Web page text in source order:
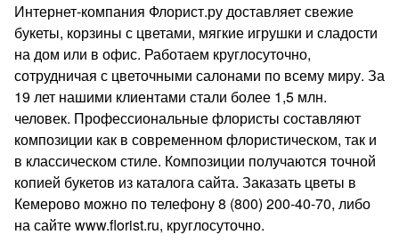
Интернет-компания Флорист.ру доставляет свежие
букеты, корзины с цветами, мягкие игрушки и сладости
на дом или в офис. Работаем круглосуточно,
сотрудничая с цветочными салонами по всему миру. За
19 лет нашими клиентами стали более 1,5 млн.
человек. Профессиональные флористы составляют
композиции как в современном флористическом, так и
в классическом стиле. Композиции получаются точной
копией букетов из каталога сайта. Заказать цветы в
Кемерово можно по телефону 8 (800) 200-40-70, либо
на сайте www.florist.ru, круглосуточно.